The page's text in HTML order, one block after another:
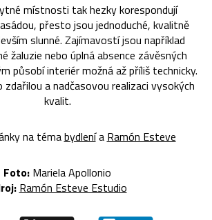
místnosti tak hezky korespondují
přesto jsou jednoduché, kvalitně
slunné. Zajímavostí jsou například
žaluzie nebo úplná absence závěsných
působí interiér možná až příliš technicky.
a nadčasovou realizaci vysokých
kvalit.
na témabydlenía Ramón Esteve
Foto: Mariela Apollonio
Ramón Esteve Estudio